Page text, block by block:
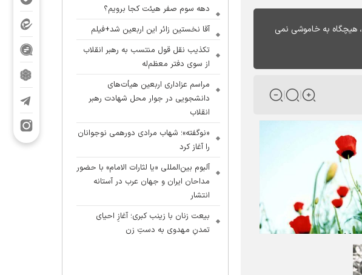
هیچگاه به خاموشی نمی‌
دهه سوم صفر هیئت کجا برویم؟
آقا نخستین زائر این اربعین شد+فیلم
تکذیب نقل قول منتسب به رهبر انقلاب
از سوی دفتر معظم‌له
مراسم عزاداری اربعین هیأت‌های
دانشجویی در جوار محل شهادت رهبر
انقلاب
«نوگفته»؛ شهاب مرادی دورهمی نوجوانان
را آغاز کرد
آلبوم بین‌المللی «یا لثارات الامام» با حضور
مداحان ایران و جهان عرب در آستانه
انتشار
بیعت زنان با زینب کبری؛ آغازِ احیای
تمدنِ مهدوی به دستِ زن